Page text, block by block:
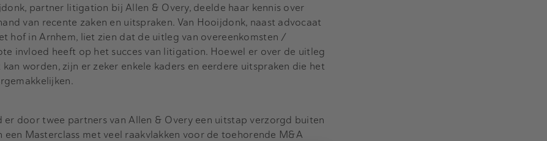
partner litigation bij Allen & Overy, deelde haar kennis over
van recente zaken en uitspraken. Van Hooijdonk, naast advocaat
hof in Arnhem, liet zien dat de uitleg van overeenkomsten /
invloed heeft op het succes van litigation. Hoewel er over de uitleg
worden, zijn er zeker enkele kaders en eerdere uitspraken die het
er door twee partners van Allen & Overy een uitstap verzorgd buiten
een Masterclass met veel raakvlakken voor de toehorende M&A